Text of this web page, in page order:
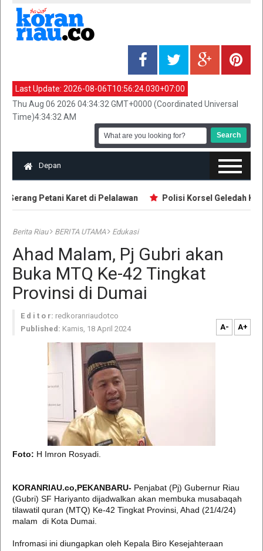
Last Update: 2026-08-06T10:56:24.030+07:00
Thu Aug 06 2026 04:34:32 GMT+0000 (Coordinated Universal
Time)4:34:32 AM
Depan
Serang Petani Karet di Pelalawan Polisi Korsel Geledah
Berita Riau BERITA UTAMA Edukasi
Ahad Malam, Pj Gubri akan
Buka MTQ Ke-42 Tingkat
Provinsi di Dumai
E d i t o r: redkoranriaudotco
Published: Kamis, 18 April 2024 A- A+
Foto: H Imron Rosyadi.
KORANRIAU.co,PEKANBARU- Penjabat (Pj) Gubernur Riau
(Gubri) SF Hariyanto dijadwalkan akan membuka musabaqah
tilawatil quran (MTQ) Ke-42 Tingkat Provinsi, Ahad (21/4/24)
malam di Kota Dumai.
Infromasi ini diungapkan oleh Kepala Biro Kesejahteraan